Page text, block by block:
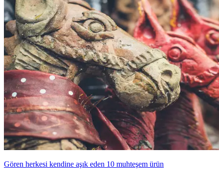
Gören herkesi kendine aşık eden 10 muhteşem ürün